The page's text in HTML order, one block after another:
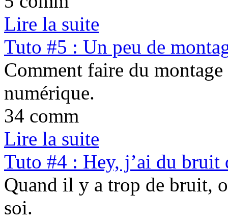
Lire la suite
Tuto #5 : Un peu de
Comment faire du
numérique.
34 comm
Lire la suite
Tuto #4 : Hey, j’ai du bruit
Quand il y a trop de bruit,
soi.